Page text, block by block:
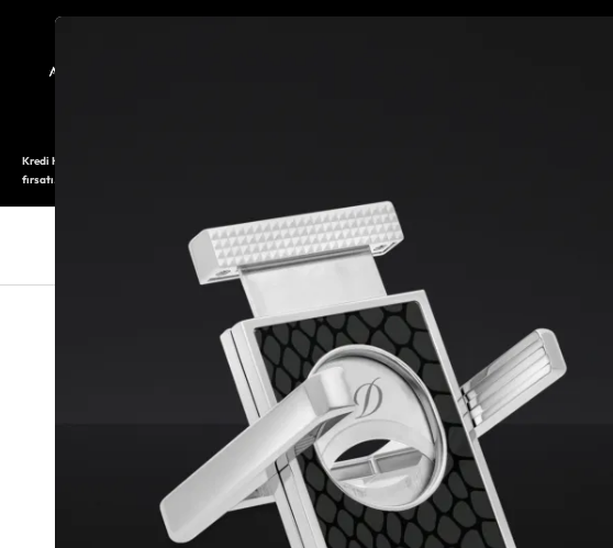
Kredi Kartı ile 12 aya varan taksitli alışveriş imkanı. Üstelik ilk 6 taksite %0 komisyon
fırsatı.
SAAT SAAT AKSESUARLARI